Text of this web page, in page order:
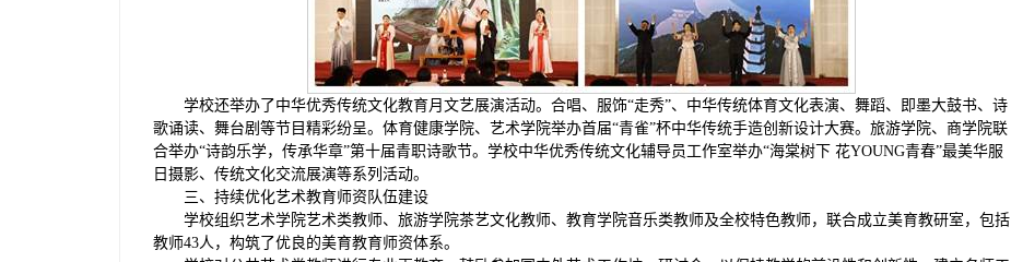
学校还举办了中华优秀传统文化教育月文艺展演活动。合唱、服饰“走秀”、中华传统体育文化表演、舞蹈、即墨大鼓书、诗
歌诵读、舞台剧等节目精彩纷呈。体育健康学院、艺术学院举办首届“青雀”杯中华传统手造创新设计大赛。旅游学院、商学院联
合举办“诗韵乐学，传承华章”第十届青职诗歌节。学校中华优秀传统文化辅导员工作室举办“海棠树下 花YOUNG青春”最美华服
日摄影、传统文化交流展演等系列活动。
三、持续优化艺术教育师资队伍建设
学校组织艺术学院艺术类教师、旅游学院茶艺文化教师、教育学院音乐类教师及全校特色教师，联合成立美育教研室，包括
教师43人，构筑了优良的美育教育师资体系。